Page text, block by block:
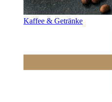
Kaffee & Getränke